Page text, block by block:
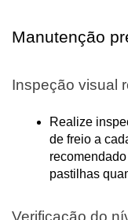
Manutenção
Inspeção visual
Realize
de freio a
pastilhas